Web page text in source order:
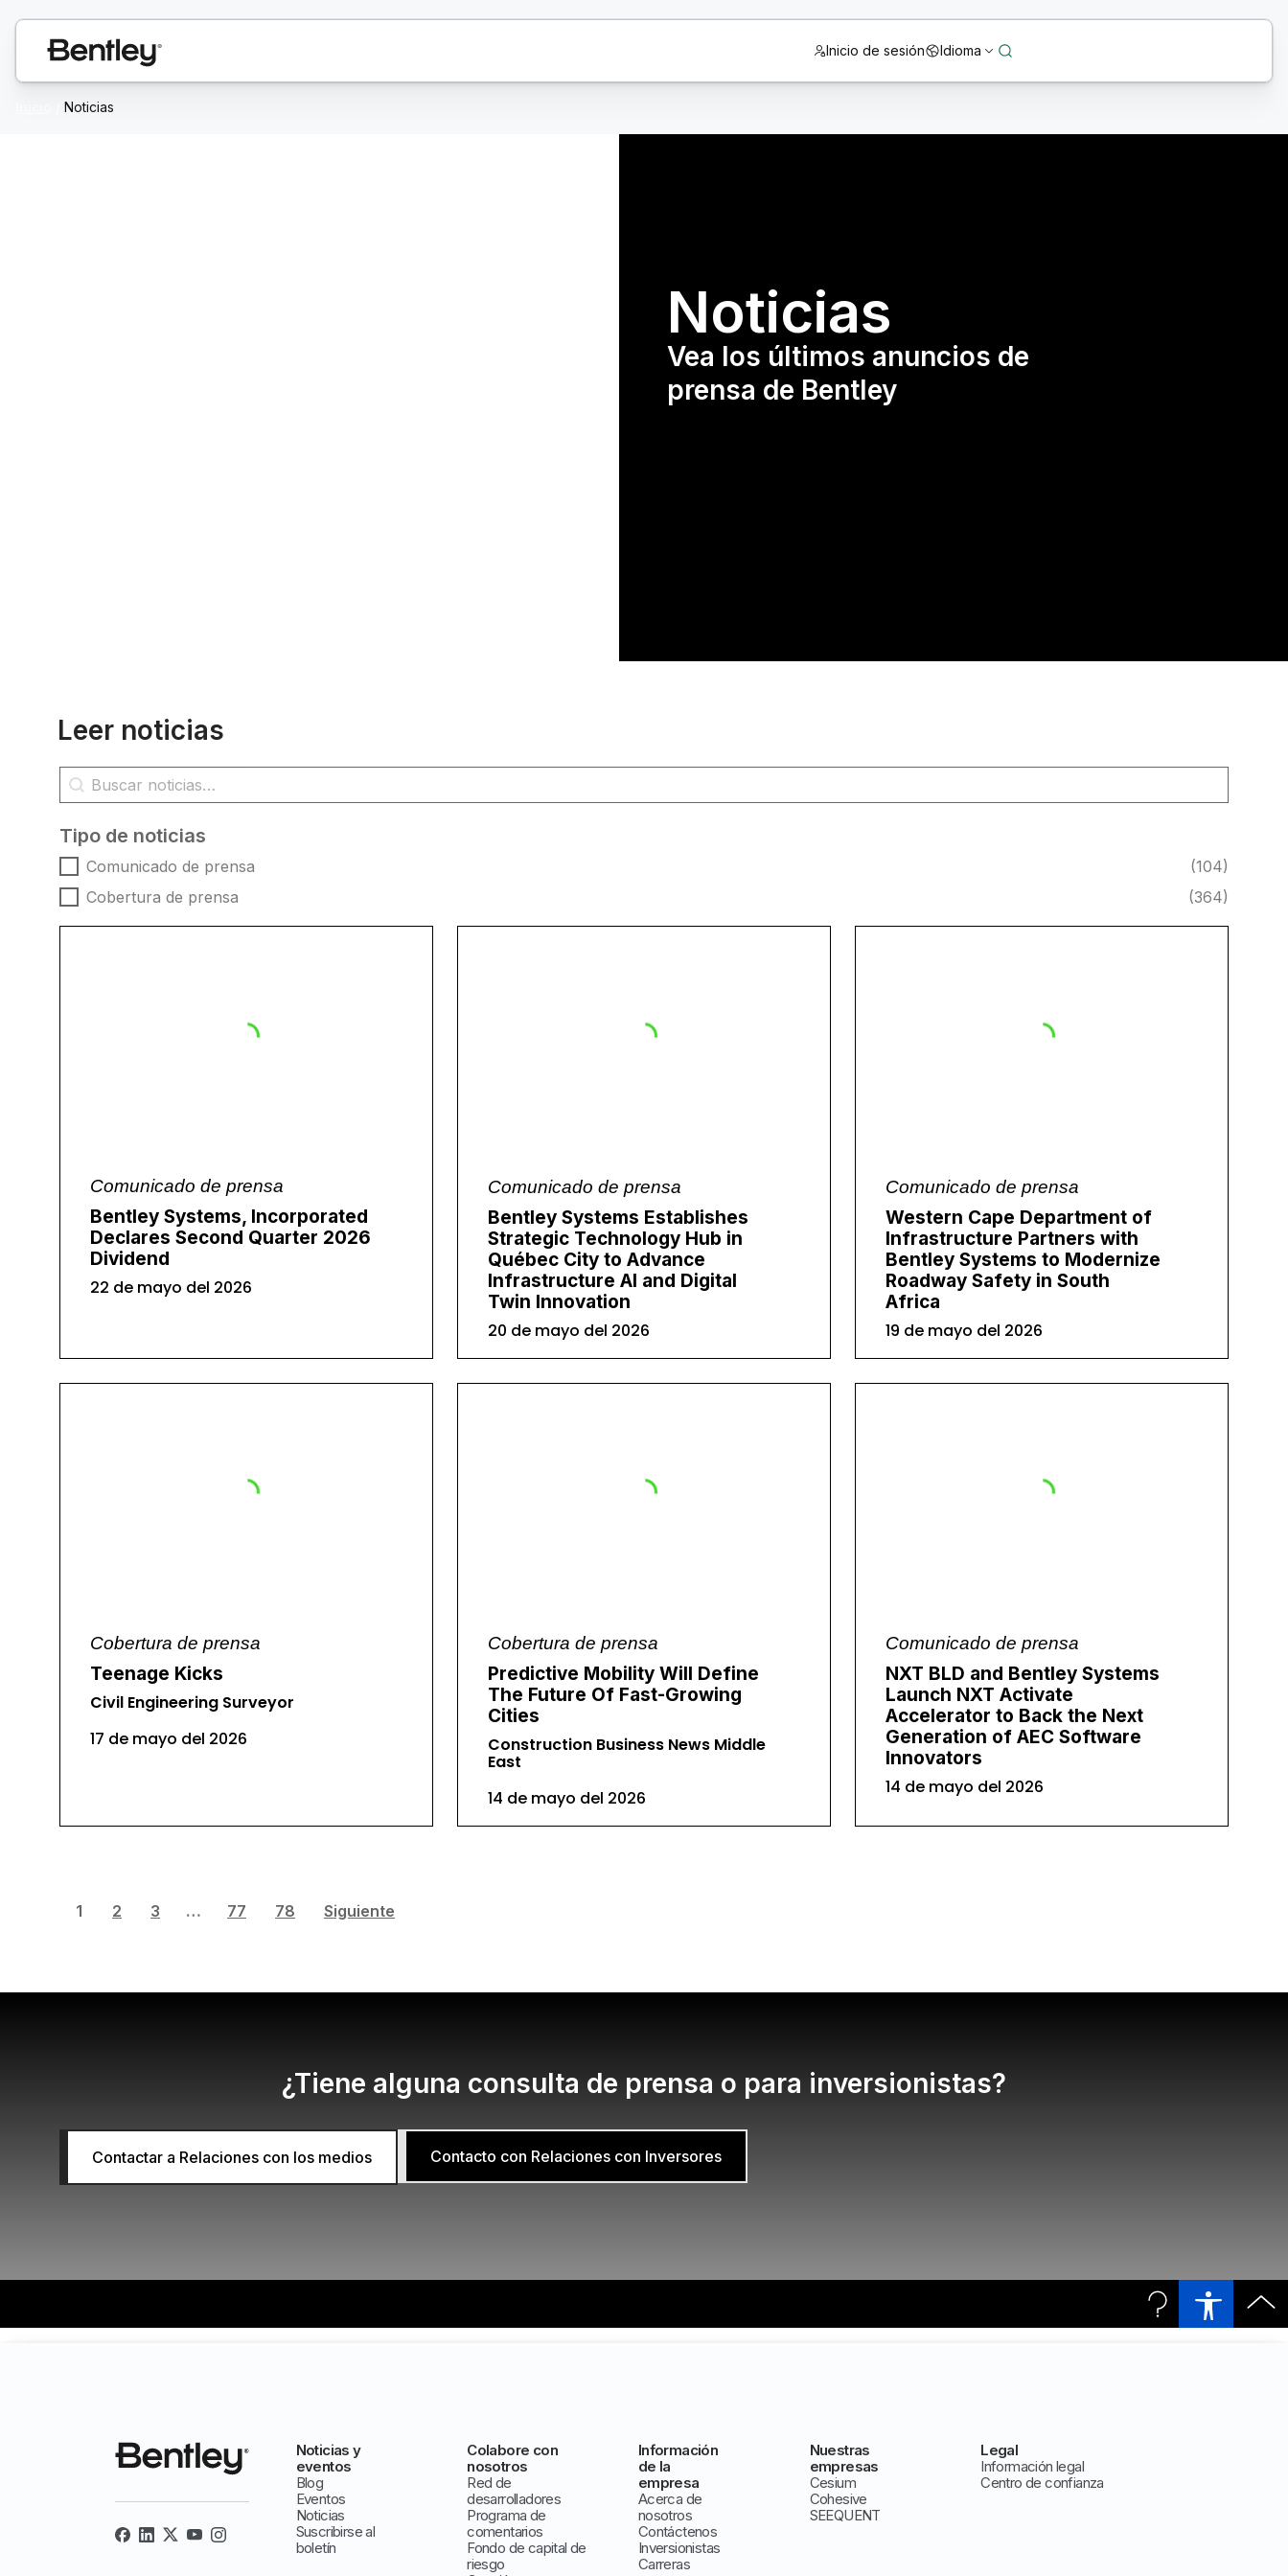
Inicio de sesión Idioma
Noticias
Noticias
Vea los últimos anuncios de
prensa de Bentley
Leer noticias
Búsqueda de noticias
Buscar contenido
Tipo de noticias
Tipo de noticias
Comunicado de prensa
(104)
Cobertura de prensa
(364)
Comunicado de prensa
Bentley Systems, Incorporated
Declares Second Quarter 2026
Dividend
22 de mayo del 2026
Comunicado de prensa
Bentley Systems Establishes
Strategic Technology Hub in
Québec City to Advance
Infrastructure AI and Digital
Twin Innovation
20 de mayo del 2026
Comunicado de prensa
Western Cape Department of
Infrastructure Partners with
Bentley Systems to Modernize
Roadway Safety in South
Africa
19 de mayo del 2026
Cobertura de prensa
Teenage Kicks
Civil Engineering Surveyor
17 de mayo del 2026
Cobertura de prensa
Predictive Mobility Will Define
The Future Of Fast-Growing
Cities
Construction Business News Middle
East
14 de mayo del 2026
Comunicado de prensa
NXT BLD and Bentley Systems
Launch NXT Activate
Accelerator to Back the Next
Generation of AEC Software
Innovators
14 de mayo del 2026
1 2 3 … 77 78 Siguiente
¿Tiene alguna consulta de prensa o para inversionistas?
Contactar a Relaciones con los medios Contacto con Relaciones con Inversores
Noticias y
eventos
Blog
Eventos
Noticias
Suscribirse al
boletín
Colabore con
nosotros
Red de
desarrolladores
Programa de
comentarios
Fondo de capital de
riesgo
Información
de la
empresa
Acerca de
nosotros
Contáctenos
Inversionistas
Carreras
Nuestras
empresas
Cesium
Cohesive
SEEQUENT
Legal
Información legal
Centro de confianza